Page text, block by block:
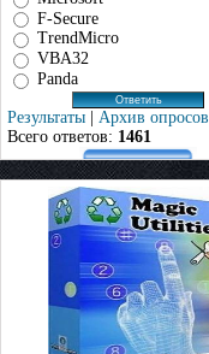
F-Secure
TrendMicro
VBA32
Panda
Результаты | Архив опросов
Всего ответов: 1461